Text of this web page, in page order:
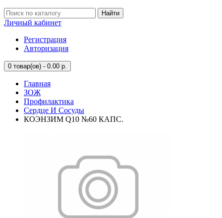
Найти
Личный кабинет
Регистрация
Авторизация
0 товар(ов) - 0.00 р.
Главная
ЗОЖ
Профилактика
Сердце И Сосуды
КОЭНЗИМ Q10 №60 КАПС.